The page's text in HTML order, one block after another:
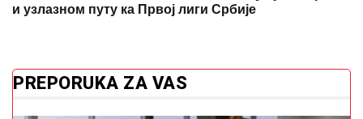
и узлазном путу ка Првој лиги Србије
PREPORUKA ZA VAS